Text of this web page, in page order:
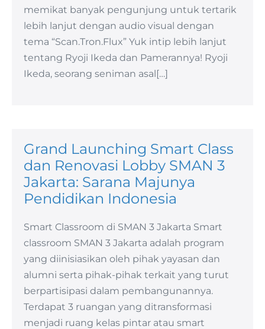
memikat banyak pengunjung untuk tertarik
lebih lanjut dengan audio visual dengan
tema “Scan.Tron.Flux” Yuk intip lebih lanjut
tentang Ryoji Ikeda dan Pamerannya! Ryoji
Ikeda, seorang seniman asal[…]
Grand Launching Smart Class
dan Renovasi Lobby SMAN 3
Jakarta: Sarana Majunya
Pendidikan Indonesia
Smart Classroom di SMAN 3 Jakarta Smart
classroom SMAN 3 Jakarta adalah program
yang diinisiasikan oleh pihak yayasan dan
alumni serta pihak-pihak terkait yang turut
berpartisipasi dalam pembangunannya.
Terdapat 3 ruangan yang ditransformasi
menjadi ruang kelas pintar atau smart